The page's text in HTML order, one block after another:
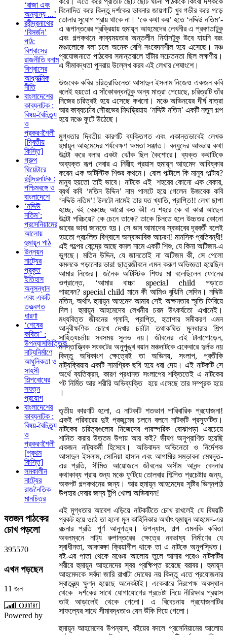
বিনোদিত করে কিন্তু দর্শকের ভাবনার জায়গাটি খুব গভীর করে গড়ে
তোলার সুযোগ প্রায় থাকে না। ‘কে কথা কয়’ হতে ‘নদ্দিউ নতিম’-
এ রূপান্তরের প্রক্রিয়ায় হুমায়ূন আহমেদের লেখনীর এ প্রবণতাটুকু
এবং গল্পকথনে কাব্যময়তার অন্তর্লীন নির্যাসটুকু উবে যায়নি বরং
মঞ্চালোকে বলা চলে অনেক বেশি সংবেদনশীল হয়ে এসেছে। মঞ্চ
প্রযোজনাতে পাঠকের সমান্তরালে হাঁটার সচেতনতা ছিল লক্ষণীয়।
এ সীমাবদ্ধতা পুনরায় উল্লেখ করব এই লেখার শেষাংশে।
উজবেক কবির চরিত্রাভিনেতা আসাদুল ইসলাম নিজেও একজন কবি
বলেই হয়তো এ সাঁকোবন্ধনটুকু অন্য মাত্রা পেয়েছে, চরিত্রটি তাঁর
নিজের চরিত্রই হয়ে এসেছে কখনো। মঞ্চে অভিনয়ের দীর্ঘ যাত্রা
আর কাব্যচর্চার সৌরভের মিথষ্ক্রিয়ায় ‘নদ্দিউ নতিম’ একটি নতুন গল্প
হয়ে মঞ্চে ফুটে উঠেছে।
মুগ্ধতার দ্বিতীয় কারণটি ব্যক্তিগত এবং একান্তভাবেই লেখক
হুমায়ূন আহমেদের পর্যবেক্ষণ ক্ষমতা সঞ্জাত। বন্ধুদের আড্ডায় কথা
উল্টো করে বলার একটা ঝোঁক ছিল কৈশোরে। ব্যক্ত কথাটিকে
অব্যক্ত রূপ দেবার এ নিরীহ প্রয়াস হুমায়ূন আহমেদ আবিষ্কার
করেন এক অটিস্টিক শিশুর কথনে। বোল পাল্টালে কি মানুষ পাল্টায়?
মানুষ হয়তো তাই ভাবে। নাটকে এই শহরের কোনো এক বেকার,
ব্যর্থ কবি ‘মতিন উদ্দিন’ নাম পালটে হয়ে গেলেন উজবেক কবি
‘নদ্দিউ নতিম’! উলটো নামেই তার যত খ্যাতি, প্রাপ্তি!! লেখা ছাপা
হচ্ছে, বই বেরুচ্ছে আরো কত কী! এ শহরে কে বা কারা আছেন
উল্টো পরিচয়ে? কে চেনে তাকে? তাকে চিনতে হলে উচ্চতর কোনো
ভাবের ভাষা জানতে হয়। সে ভাব আমাদের স্বভাবের দূরবর্তী বলেই
হয়তো প্রচলিত বিশ্বাসে অস্বাভাবিক আচরণ! মানসিক প্রতিবন্ধী!
এই গল্পের কেন্দ্রে আছে কমল নামে একটি শিশু, যে কিনা অটিজম-এ
ভুগছে। মতিন উদ্দিন, যে জানতোই না অটিজম কী, সে পেলো
কমলকে পড়ানোর ভার! ছাত্রজীবনে এমন করুণ অভিজ্ঞতা হয়েছিল
আমার নিজের। জনৈক অটিস্টিক শিশুর মা বলেছিলেন ফোনের
ওপ্রান্তে, ‘আমার বাচ্চা special child পড়াতে
পারবেন? special child মানে কী আমিও বুঝিনি সেদিন। নদ্দিউ
নতিম, অর্থাৎ হুমায়ূন আহমেদ আমার সেই অক্ষমতার স্মৃতি ফিরিয়ে
দিল। হুমায়ূন আহমেদের লেখনীর চরম উৎকর্ষতো এখানেই।
মধ্যবিত্ত জীবনের গ্লানি, প্রাপ্তি, হতাশার সমীকরণ এমন
আনুবীক্ষণিক চোখে দেখার চর্চাটা তথাকথিত মূলধারার শিল্প
সাহিত্যচর্চায় সবসময় সুলভ নয়। জীবনের এই টানাপোড়েন,
মনস্তাত্ত্বিক সংকটের অনুপুঙ্খ বয়ান মঞ্চনাটকে একেবারে দুর্লভ নয়
কিন্তু অধিকাংশ ক্ষেত্রেই তা অভিনয়, সংলাপ, প্রতীকি
নাট্যক্রিয়ায় একটি সামগ্রিক ছবি হয়ে ধরা দেয়। এই নাটকটি সে
অর্থে ব্যতিক্রম, কারণ প্রধানত সংলাপের শক্তিতেই এ নাটকের
পট নির্মিত আর শরীরি অভিব্যক্তি হয়ে এসেছে তার সম্পূরক হয়ে
।
তৃতীয় কারণটি হলো, এ নাটকটি শতভাগ পারিবারিক প্রযোজনা!
একই পরিবারের দুই প্রজন্মের চলনে বলনে নাটকটি প্রস্ফুটিত।
নাটকের চরিত্রগুলোর নিজেদের পারস্পরিক বোঝাপড়া এরচেয়ে
শানিত করার উত্তম উপায় আর কই? ভীষণ অনুপ্রাণিত হয়েছি
একজন নাট্যকর্মী হিসেবে। অভিবাদন অভিনেতা ও নির্দেশক
আসাদুল ইসলাম, সোনিয়া হাসান এবং আগামীর সম্ভাবনা মেঘদূত-
এর প্রতি, সীমিত আয়োজনে জীবনের অসীম আনন্দ বেদনার
কথাকাব্য প্রায় শুন্য মঞ্চে ফুটিয়ে তোলবার শিল্পিত প্রচেষ্টার জন্য,
অকপট গল্পকথনের জন্য। আর হুমায়ূন আহমেদের সৃষ্টির ভিন্নপাঠ
উপহার দেবার জন্য টুপি খোলা অভিবাদন!
এই মুগ্ধতার আবেশ এড়িয়ে নাটকটিতে চোখ রাখলেই যে বিষয়টি
প্রকট হয়ে ওঠে তা হলো মূল কাহিনিকার অর্থাৎ হুমায়ূন আহমেদ-এর
রচনার প্রতি পূর্ণ আনুগত্য। উপন্যাস, গল্প এমনকি কবিতা
অবলম্বনে নাট্য রুপান্তরের ক্ষেত্রে নবভাষ্য নির্মাণের যে
স্বাধীনতা, আকাঙ্ক্ষা ক্রিয়াশীল থাকে তা এ নাটকে অনুপস্থিত।
বই-এর পাতা থেকে মঞ্চের আলোয় তুলে আনার পরেও নাটকটির
শরীরে হুমায়ূন আহমেদের স্বর প্রক্ষিপ্ত রয়েছে বরাবর। হুমায়ূন
আহমেদকে সর্বদা জারি রাখাটা দোষের নয় কিন্তু এতে প্রযোজনার
স্বাতন্ত্র্য ক্ষুণ্ন হয়েছে অনেকটাই। একেবারে নিরপেক্ষ অবস্থান
থেকে দর্শকের সাথে যোগাযোগের প্রচেষ্টা নিয়ে নীরিক্ষার প্রয়াস
তাই আড়ালেই থেকে গেলো। এ বিবেচনায় প্রযোজনাটির
সাফল্যের সাথে সীমাবদ্ধতাও যেন উঁকি দিয়ে গেলো।
হুমায়ূন আহমেদের উপন্যাস, বইয়ের বদলে প্রসেনিয়ামের আলোয়
‘রাজা এবং
অন্যান্য ...’
রবীন্দ্রনাথের
‘বিসর্জন’
পাঠ:
বিশ্বাসের
রাজনীতি বনাম
বিশ্বাসের
আধ্যাত্মিক
নীতি
বাংলাদেশের
কাব্যনাটক :
বিষয়-বৈচিত্র্য
ও
প্রকরণশৈলী
[দ্বিতীয়
কিস্তি]
গ্রুপ
থিয়েটারে
রবীন্দ্রনাটক :
পশ্চিমবঙ্গে ও
বাংলাদেশে
‘নদ্দিউ
নতিম’:
প্রসেনিয়ামের
আলোয়
হুমায়ূন পাঠ
উন্নয়ন
নাট্যের
প্রকৃত
ইতিহাস
অনুসন্ধান
এবং একটি
তত্ত্বগত
ধারণা
‘শেষের
কবিতা’ :
উপন্যাসভিত্তিক
নাট্যনির্মাণে
আধুনিকতা ও
সাহসী
শিল্পবোধের
সযত্ন
প্রয়োগ
বাংলাদেশের
কাব্যনাটক :
বিষয়-বৈচিত্র্য
ও
প্রকরণশৈলী
[প্রথম
কিস্তি]
সমকালীন
নাট্যের
রাজনৈতিক
মানচিত্র
যতজনপাঠকের
চোখ পড়লো
395570
এখনপড়ছেন
11 জন
Powered by